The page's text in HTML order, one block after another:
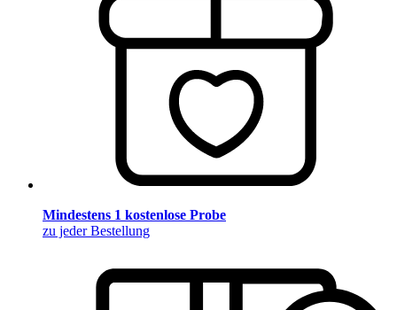
Mindestens 1 kostenlose Probe
zu jeder Bestellung